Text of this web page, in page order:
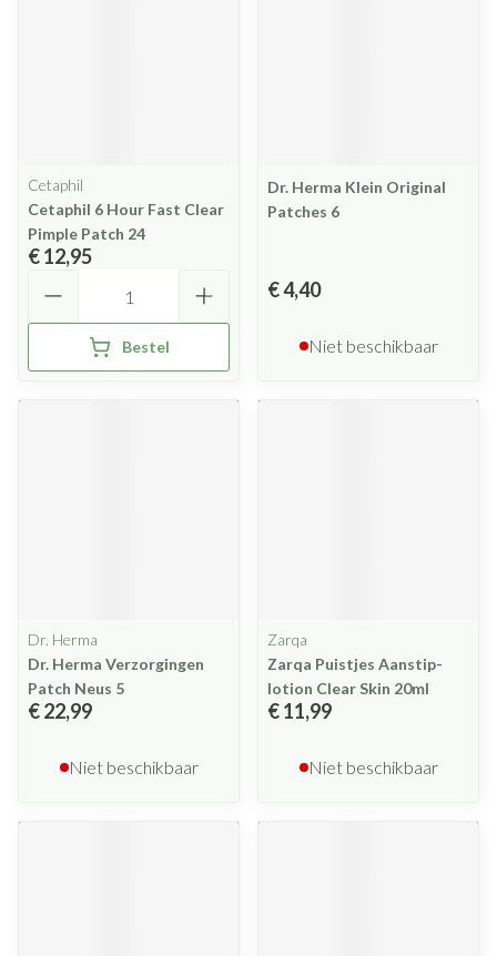
Cetaphil
Cetaphil 6 Hour Fast Clear
Pimple Patch 24
€ 12,95
Bestel
Dr. Herma Klein Original
Patches 6
€ 4,40
Niet beschikbaar
Dr. Herma
Dr. Herma Verzorgingen
Patch Neus 5
€ 22,99
Niet beschikbaar
Zarqa
Zarqa Puistjes Aanstip-
lotion Clear Skin 20ml
€ 11,99
Niet beschikbaar